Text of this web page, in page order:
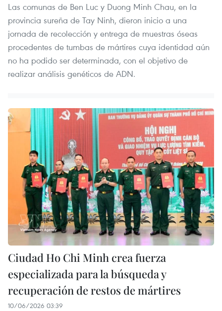
Las comunas de Ben Luc y Duong Minh Chau, en la
provincia sureña de Tay Ninh, dieron inicio a una
jornada de recolección y entrega de muestras óseas
procedentes de tumbas de mártires cuya identidad aún
no ha podido ser determinada, con el objetivo de
realizar análisis genéticos de ADN.
Ciudad Ho Chi Minh crea fuerza
especializada para la búsqueda y
recuperación de restos de mártires
10/06/2026 03:39